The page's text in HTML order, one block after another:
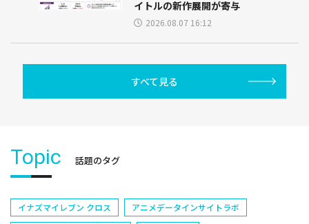
イトルの新作展開が寄与
2026.08.07 16:12
すべて見る
Topic 話題のタグ
イナズマイレブン クロス
アニメデータインサイトラボ